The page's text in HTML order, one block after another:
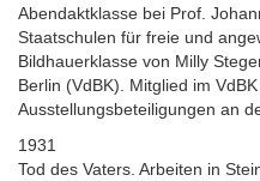
Abendaktklasse bei Prof.
Staatschulen für freie und
Bildhauerklasse von Milly
Berlin (VdBK). Mitglied im
Ausstellungsbeteiligungen an
1931
Tod des Vaters. Arbeiten in